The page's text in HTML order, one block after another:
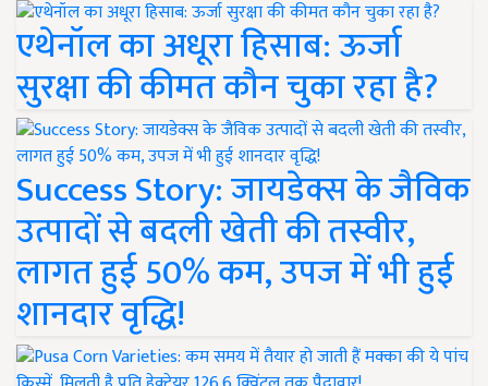
एथेनॉल का अधूरा हिसाब: ऊर्जा
सुरक्षा की कीमत कौन चुका रहा है?
Success Story: जायडेक्स के जैविक
उत्पादों से बदली खेती की तस्वीर,
लागत हुई 50% कम, उपज में भी हुई
शानदार वृद्धि!